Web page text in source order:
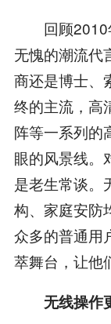
回顾2010
无愧的潮流代
商还是博士、
终的主流，高
阵等一系列的
眼的风景线。
是老生常谈。
构、家庭安防
众多的普通用
萃舞台，让他
无线操作